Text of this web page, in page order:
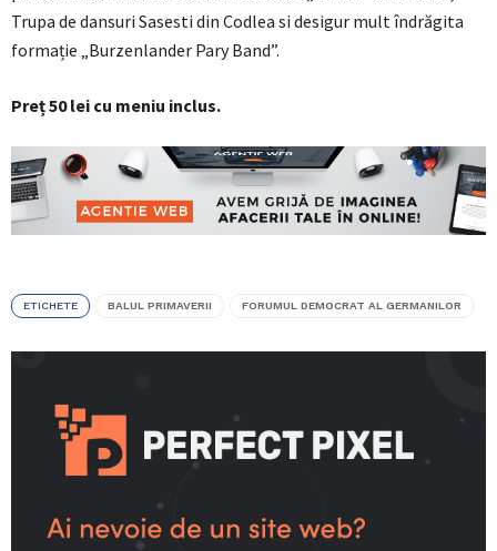
Trupa de dansuri Sasesti din Codlea si desigur mult îndrăgita
formație „Burzenlander Pary Band”.
Preț 50 lei cu meniu inclus.
ETICHETE BALUL PRIMAVERII FORUMUL DEMOCRAT AL GERMANILOR